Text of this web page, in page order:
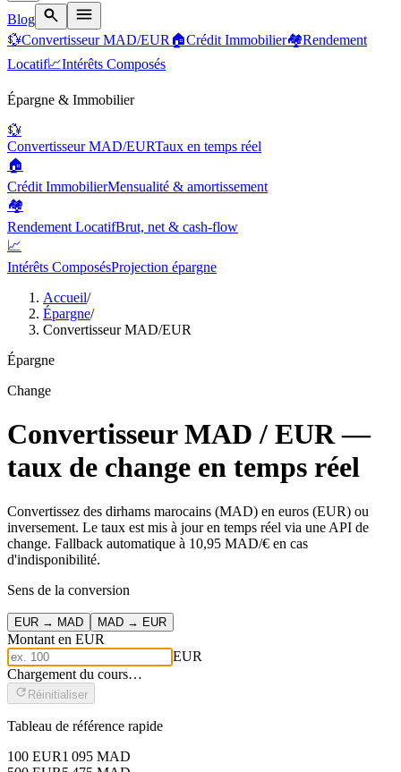
Blog
💱Convertisseur MAD/EUR 🏠Crédit Immobilier🏘️Rendement
Locatif📈Intérêts Composés
Épargne & Immobilier
💱
Convertisseur MAD/EURTaux en temps réel
🏠
Crédit ImmobilierMensualité & amortissement
🏘️
Rendement LocatifBrut, net & cash-flow
📈
Intérêts ComposésProjection épargne
Accueil/
Épargne/
Convertisseur MAD/EUR
Épargne
Change
Convertisseur MAD / EUR —
taux de change en temps réel
Convertissez des dirhams marocains (MAD) en euros (EUR) ou
inversement. Le taux est mis à jour en temps réel via une API de
change. Fallback automatique à 10,95 MAD/€ en cas
d'indisponibilité.
Sens de la conversion
EUR → MAD MAD → EUR
Montant en EUR
EUR
Chargement du cours…
Réinitialiser
Tableau de référence rapide
100 EUR1 095 MAD